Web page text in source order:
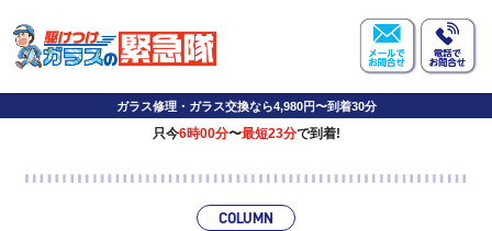
ガラス修理・ガラス交換なら4,980円〜到着30分
只今6時00分〜最短23分で到着!
COLUMN